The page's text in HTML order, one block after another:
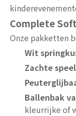
Complete
Onze pakketten
Wit
Zachte
Ballenbak
kleurrijke of